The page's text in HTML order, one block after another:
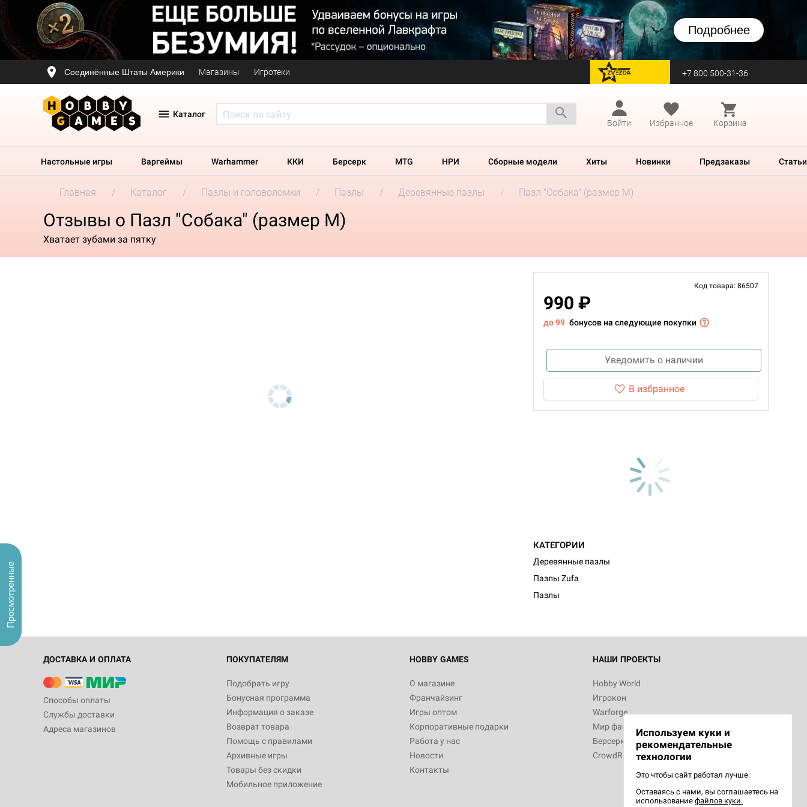
Подробнее
Соединённые Штаты Америки Магазины Игротеки перейти на Zvezda +7 800 500-31-36
Каталог
Войти
Избранное Корзина
Настольные игры Варгеймы Warhammer ККИ Берсерк MTG НРИ Сборные модели Хиты Новинки Предзаказы Статьи
Главная Каталог Пазлы и головоломки Пазлы Деревянные пазлы Пазл "Собака" (размер M)
Отзывы о Пазл "Собака" (размер M)
Хватает зубами за пятку
Код товара: 86507
990 ₽
до 99 бонусов на следующие покупки
Уведомить о наличии
В избранное
КАТЕГОРИИ
Деревянные пазлы
Пазлы Zufa
Пазлы
ДОСТАВКА И ОПЛАТА
Способы оплаты
Службы доставки
Адреса магазинов
ПОКУПАТЕЛЯМ
Подобрать игру
Бонусная программа
Информация о заказе
Возврат товара
Помощь с правилами
Архивные игры
Товары без скидки
Мобильное приложение
HOBBY GAMES
О магазине
Франчайзинг
Игры оптом
Корпоративные подарки
Работа у нас
Новости
Контакты
НАШИ ПРОЕКТЫ
Hobby World
Игрокон
Warforge
Мир фантастики
Берсерк
CrowdRepublic
Используем куки и
рекомендательные
технологии
Это чтобы сайт работал лучше.
Оставаясь с нами, вы соглашаетесь на
использование файлов куки.
Просмотренные
Настольная игра Hobby World Монстры
Белая смерть
12 990
Настольная игра Hobby World Ужас
3 490